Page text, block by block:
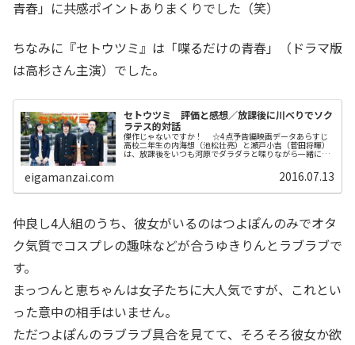
青春」に共感ポイントありまくりでした（笑）
ちなみに『セトウツミ』は「喋るだけの青春」（ドラマ版
は高杉さん主演）でした。
セトウツミ 評価と感想／放課後に川べりでソク
ラテス的対話
傑作じゃないですか！ ☆4点予告編映画データあらすじ
高校二年生の内海想（池松壮亮）と瀬戸小吉（菅田将暉）
は、放課後をいつも河原でダラダラと喋りながら一緒に過
eigamanzai.com 2016.07.13
仲良し4人組のうち、彼女がいるのはつよぽんのみでオタ
ク気質でコスプレの趣味などが合うゆきりんとラブラブで
す。
まっつんと恵ちゃんは女子たちに大人気ですが、これとい
った意中の相手はいません。
ただつよぽんのラブラブ具合を見てて、そろそろ彼女か欲